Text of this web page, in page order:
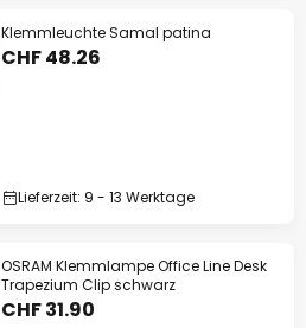
Klemmleuchte Samal patina
CHF 48.26
Lieferzeit: 9 - 13 Werktage
OSRAM Klemmlampe Office Line Desk
Trapezium Clip schwarz
CHF 31.90